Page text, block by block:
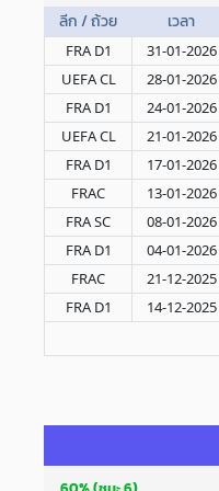
ลีก / ถ้วย เวลา
FRA D1 31-01-2026
UEFA CL
28-01-2026
FRA D1
24-01-2026
UEFA CL
21-01-2026
FRA D1
17-01-2026
FRAC
13-01-2026
FRA SC
08-01-2026
FRA D1
04-01-2026
FRAC
21-12-2025
FRA D1
14-12-2025